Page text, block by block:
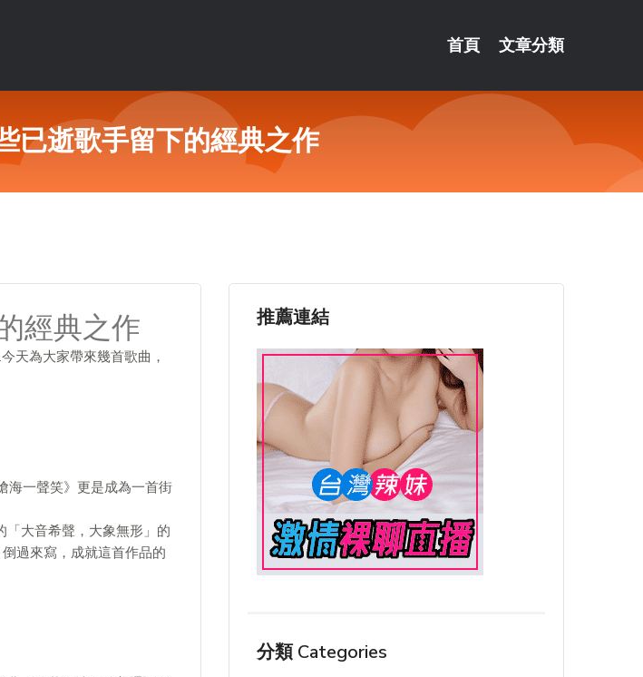
首頁 文章分類
已逝歌手留下的經典之作
經典之作
天為大家帶來幾首歌曲，
海一聲笑》更是成為一首街
「大音希聲，大象無形」的
過來寫，成就這首作品的
推薦連結
分類 Categories